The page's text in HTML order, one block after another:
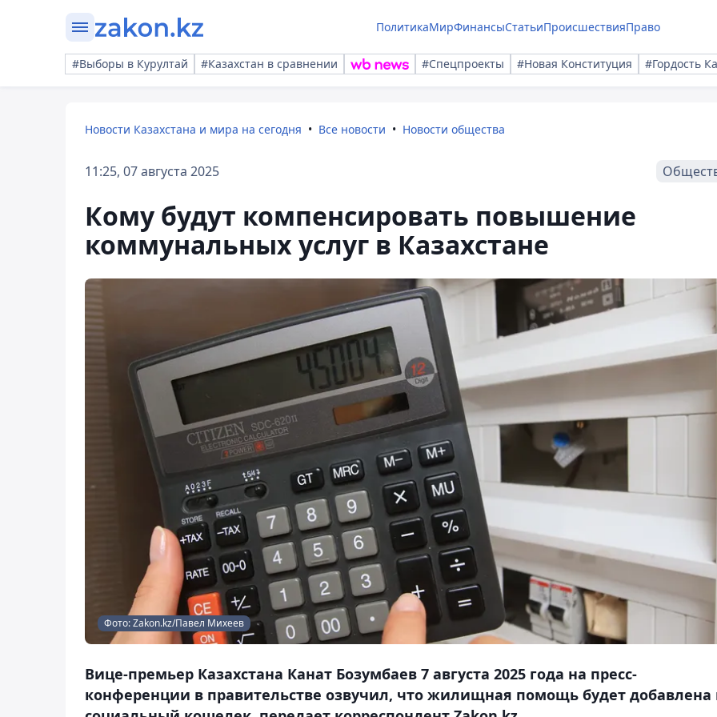
ПолитикаМирФинансыСтатьиПроисшествияПраво
#Выборы в Курултай #Казахстан в сравнении #Спецпроекты #Новая Конституция #Гордость
Новости Казахстана и мира на сегодня Все новости Новости общества
11:25, 07 августа 2025
Кому будут компенсировать повышение
коммунальных услуг в Казахстане
Фото: Zakon.kz/Павел Михеев
Вице-премьер Казахстана Канат Бозумбаев 7 августа 2025 года на пресс-
конференции в правительстве озвучил, что жилищная помощь будет добавлена